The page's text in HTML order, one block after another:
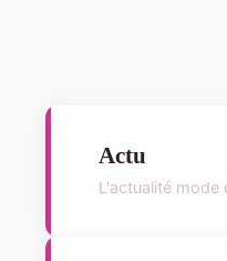
Actu
L'actualité mode